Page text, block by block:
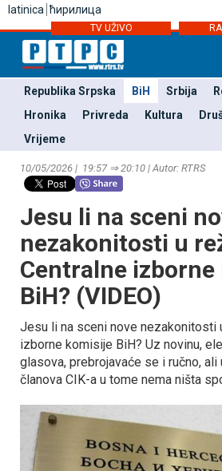
latinica ћирилица
TV UŽIVO
Republika Srpska BiH Srbija
Hronika
Privreda Kultura
Vrijeme
10/05/2026 | 19:57 ⇒ 20:10 | Autor: RTRS
Јesu li na sceni
nezakonitosti u
Centralne
BiH? (VIDEO)
Јesu li na sceni nove nezakonitosti
izborne komisije BiH? Uz novinu,
glasova, prebrojavaće se i ručno, ali
članova CIK-a u tome nema ništa